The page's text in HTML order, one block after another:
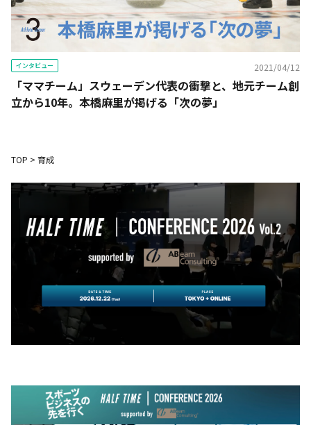
インタビュー 2021/04/12
「ママチーム」スウェーデン代表の衝撃と、地元チーム創
立から10年。本橋麻里が掲げる「次の夢」
TOP > 育成